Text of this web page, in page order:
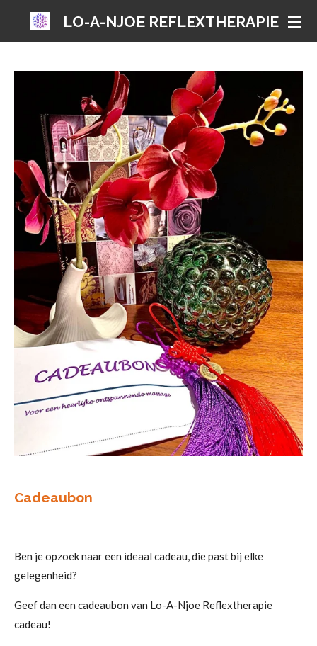
de
LO-A-NJOE REFLEXTHERAPIE
Cadeaubon
Ben je opzoek naar een ideaal cadeau, die past bij elke
gelegenheid?
Geef dan een cadeaubon van Lo-A-Njoe Reflextherapie
cadeau!